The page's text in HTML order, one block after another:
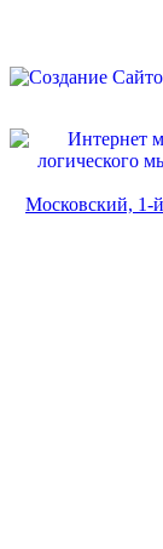
Московский, 1-